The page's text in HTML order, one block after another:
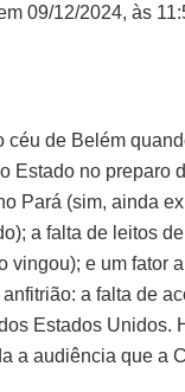
09/12/2024, às
céu de Belém
Estado no preparo
Pará (sim, ainda
a falta de leitos
vingou); e um fator
a falta de
Estados Unidos.
a audiência que a